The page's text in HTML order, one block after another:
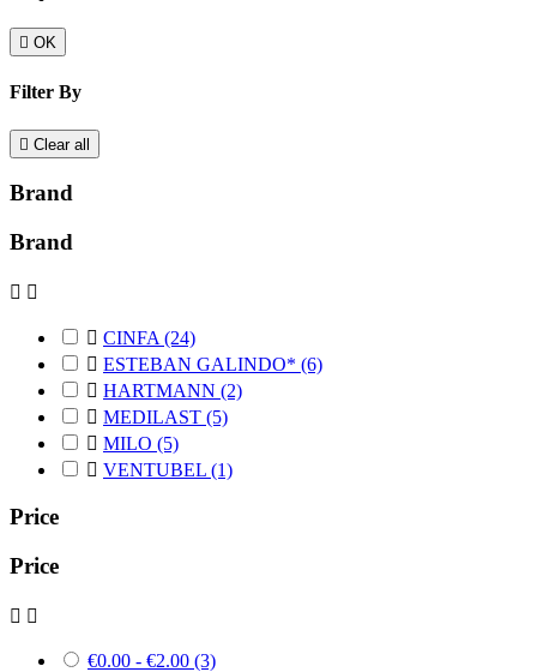
 OK
Filter By
 Clear all
Brand
Brand
 
 CINFA (24)
 ESTEBAN GALINDO* (6)
 HARTMANN (2)
 MEDILAST (5)
 MILO (5)
 VENTUBEL (1)
Price
Price
 
€0.00 - €2.00 (3)